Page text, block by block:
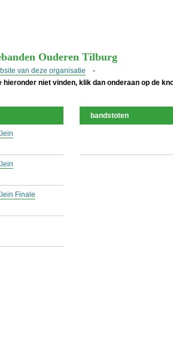
Ouderen Tilburg
van deze organisatie -
hieronder niet vinden, klik dan onderaan op de
Finale
bandstoten